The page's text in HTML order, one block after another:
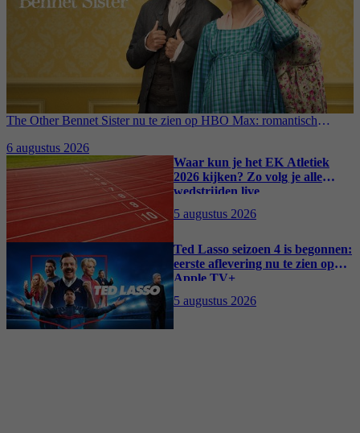
The Other Bennet Sister nu te zien op HBO Max: romantisch
6 augustus 2026
Waar kun je het EK Atletiek
2026 kijken? Zo volg je alle
wedstrijden live
5 augustus 2026
Ted Lasso seizoen 4 is begonnen:
eerste aflevering nu te zien op
Apple TV+
5 augustus 2026